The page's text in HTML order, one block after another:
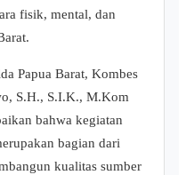
fisik, mental, dan
Papua Barat, Kombes
S.H., S.I.K., M.Kom
bahwa kegiatan
bagian dari
kualitas sumber